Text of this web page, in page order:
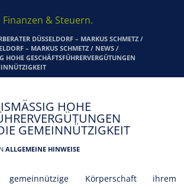
& Steuern.
DÜSSELDORF – MARKUS SCHMETZ /
– MARKUS SCHMETZ / NEWS /
GESCHÄFTSFÜHRERVERGÜTUNGEN G
HOHE G
G
GEMEINNÜTZIGKEIT
ALLGEMEINE HINWEISE
Körperschaft ihrem